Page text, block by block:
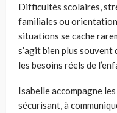
Difficultés scolaires,
familiales ou
situations se cache
s’agit bien plus
les besoins réels de
Isabelle accompagne
sécurisant, à